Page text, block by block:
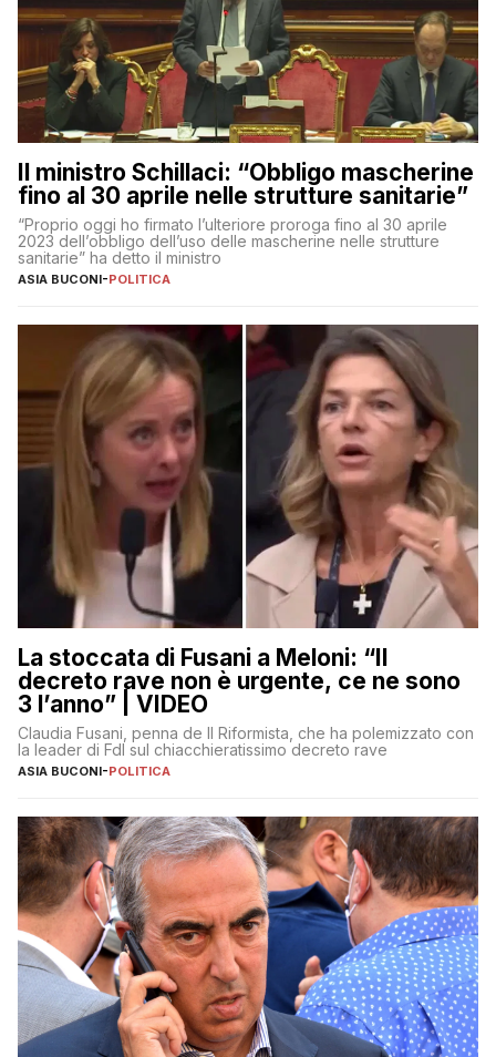
Il ministro Schillaci: “Obbligo mascherine
fino al 30 aprile nelle strutture sanitarie”
“Proprio oggi ho firmato l’ulteriore proroga fino al 30 aprile
2023 dell’obbligo dell’uso delle mascherine nelle strutture
sanitarie” ha detto il ministro
ASIA BUCONI-POLITICA
La stoccata di Fusani a Meloni: “Il
decreto rave non è urgente, ce ne sono
3 l’anno” | VIDEO
Claudia Fusani, penna de Il Riformista, che ha polemizzato con
la leader di FdI sul chiacchieratissimo decreto rave
ASIA BUCONI-POLITICA